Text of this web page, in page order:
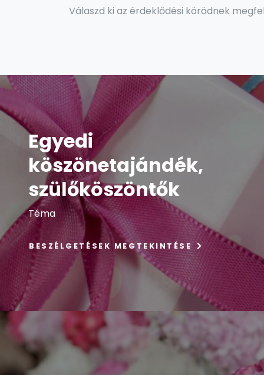
Válaszd ki az érdeklődési körödnek
Egyedi
köszönetajándék,
szülőköszöntők
Téma
BESZÉLGETÉSEK MEGTEKINTÉSE